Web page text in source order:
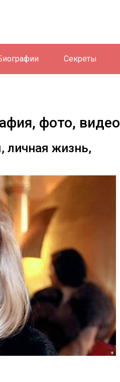
Секреты
фото, видео
личная жизнь,